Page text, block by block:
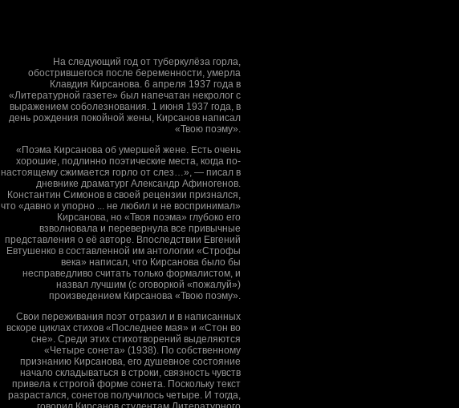
На следующий год от туберкулёза горла,
обострившегося после беременности, умерла
Клавдия Кирсанова. 6 апреля 1937 года в
«Литературной газете» был напечатан некролог с
выражением соболезнования. 1 июня 1937 года, в
день рождения покойной жены, Кирсанов написал
«Твою поэму».
«Поэма Кирсанова об умершей жене. Есть очень
хорошие, подлинно поэтические места, когда по-
настоящему сжимается горло от слез…», — писал в
дневнике драматург Александр Афиногенов.
Константин Симонов в своей рецензии признался,
что «давно и упорно ... не любил и не воспринимал»
Кирсанова, но «Твоя поэма» глубоко его
взволновала и перевернула все привычные
представления о её авторе. Впоследствии Евгений
Евтушенко в составленной им антологии «Строфы
века» написал, что Кирсанова было бы
несправедливо считать только формалистом, и
назвал лучшим (с оговоркой «пожалуй»)
произведением Кирсанова «Твою поэму».
Свои переживания поэт отразил и в написанных
вскоре циклах стихов «Последнее мая» и «Стон во
сне». Среди этих стихотворений выделяются
«Четыре сонета» (1938). По собственному
признанию Кирсанова, его душевное состояние
начало складываться в строки, связность чувств
привела к строгой форме сонета. Поскольку текст
разрастался, сонетов получилось четыре. И тогда,